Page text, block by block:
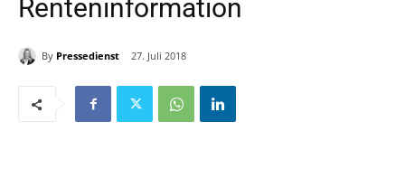
Renteninformation
By Pressedienst 27. Juli 2018